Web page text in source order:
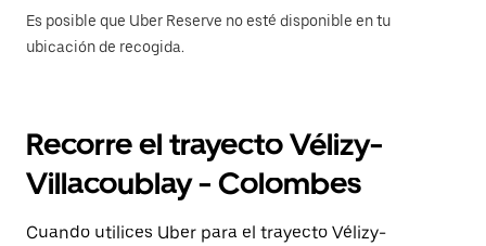
Es posible que Uber Reserve no esté disponible en tu
ubicación de recogida.
Recorre el trayecto Vélizy-
Villacoublay - Colombes
Cuando utilices Uber para el trayecto Vélizy-